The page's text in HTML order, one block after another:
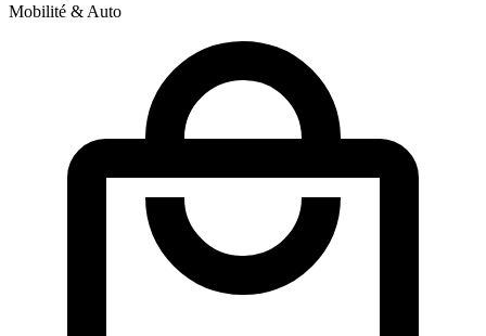
Mobilité & Auto